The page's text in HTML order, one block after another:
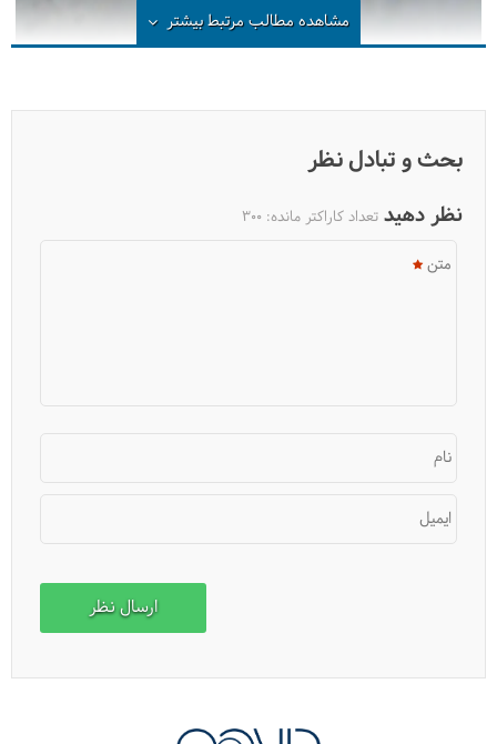
مشاهده مطالب مرتبطبیشتر
بحث و تبادل نظر
نظر دهید تعداد کاراکتر مانده: 300
متن
نام
ایمیل